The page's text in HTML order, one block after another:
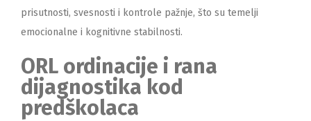
prisutnosti, svesnosti i kontrole pažnje, što su temelji
emocionalne i kognitivne stabilnosti.
ORL ordinacije i rana
dijagnostika kod
predškolaca